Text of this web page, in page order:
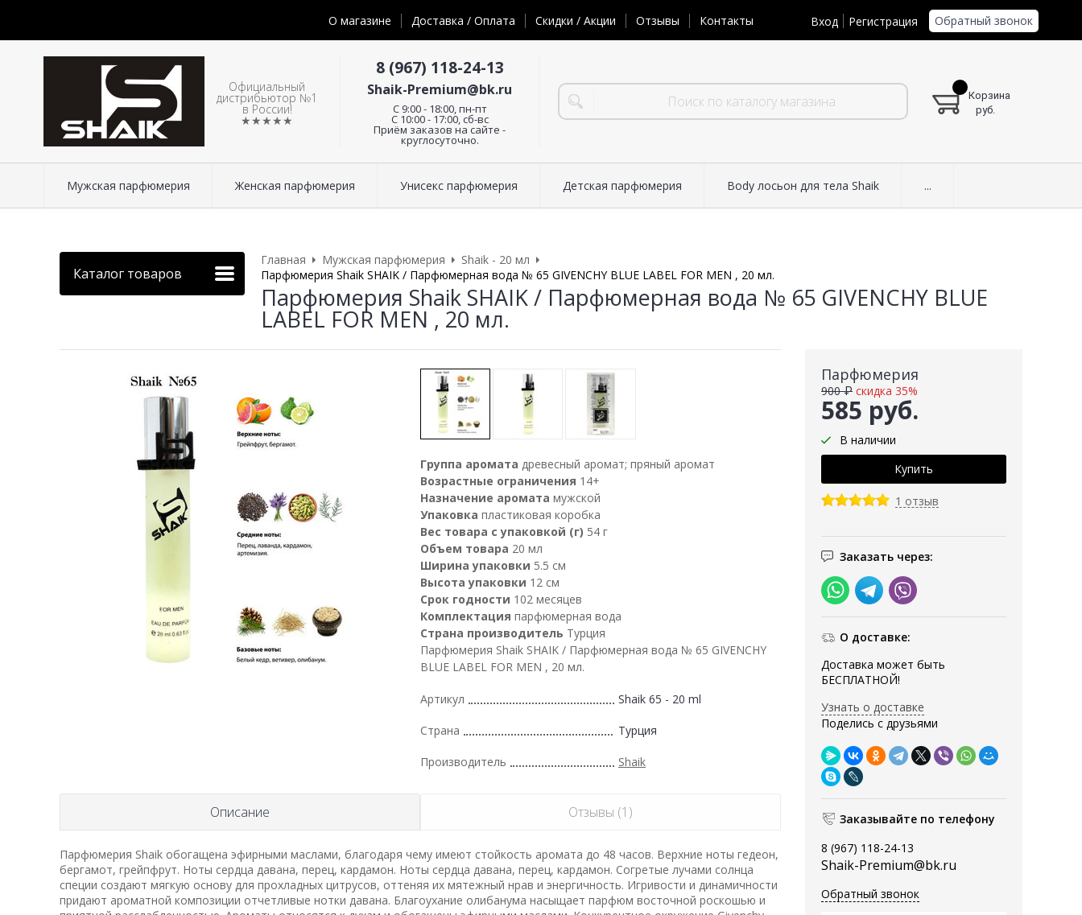
О магазине Доставка / Оплата Скидки / Акции Отзывы Контакты Вход Регистрация Обратный звонок
Официальный
дистрибьютор №1
в России!
★★★★★
8 (967) 118-24-13
Shaik-Premium@bk.ru
C 9:00 - 18:00, пн-пт
С 10:00 - 17:00, сб-вс
Приём заказов на сайте -
круглосуточно.
Корзина
руб.
Мужская парфюмерия Женская парфюмерия Унисекс парфюмерия Детская парфюмерия Body лосьон для тела Shaik ...
Каталог товаров
Главная Мужская парфюмерия
Shaik - 20 мл
Парфюмерия Shaik SHAIK / Парфюмерная вода № 65 GIVENCHY BLUE LABEL FOR MEN , 20 мл.
Парфюмерия Shaik SHAIK / Парфюмерная вода № 65 GIVENCHY BLUE
LABEL FOR MEN , 20 мл.
Парфюмерия
585 руб.
900 ₽ скидка 35%
В наличии
1 отзыв
Заказать через:
О доставке:
Доставка может быть
БЕСПЛАТНОЙ!
Узнать о доставке
Поделись с друзьями
Заказывайте по телефону
8 (967) 118-24-13
Shaik-Premium@bk.ru
Обратный звонок
Группа аромата древесный аромат; пряный аромат
Возрастные ограничения 14+
Назначение аромата мужской
Упаковка пластиковая коробка
Вес товара с упаковкой (г) 54 г
Объем товара 20 мл
Ширина упаковки 5.5 см
Высота упаковки 12 см
Срок годности 102 месяцев
Комплектация парфюмерная вода
Страна производитель Турция
Парфюмерия Shaik SHAIK / Парфюмерная вода № 65 GIVENCHY
BLUE LABEL FOR MEN , 20 мл.
Артикул Shaik 65 - 20 ml
Страна Турция
Производитель Shaik
Описание Отзывы (1)
Парфюмерия Shaik обогащена эфирными маслами, благодаря чему имеют стойкость аромата до 48 часов. Верхние ноты гедеон,
бергамот, грейпфрут. Ноты сердца давана, перец, кардамон. Ноты сердца давана, перец, кардамон. Согретые лучами солнца
специи создают мягкую основу для прохладных цитрусов, оттеняя их мятежный нрав и энергичность. Игривости и динамичности
придают ароматной композиции отчетливые нотки давана. Благоухание олибанума насыщает парфюм восточной роскошью и